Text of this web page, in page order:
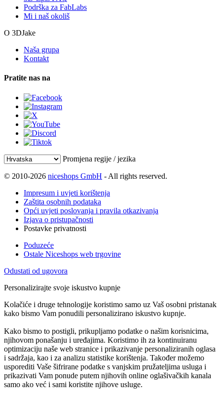
Podrška za FabLabs
Mi i naš okoliš
O 3DJake
Naša grupa
Kontakt
Pratite nas na
Promjena regije / jezika
© 2010-2026 niceshops GmbH - All rights reserved.
Impresum i uvjeti korištenja
Zaštita osobnih podataka
Opći uvjeti poslovanja i pravila otkazivanja
Izjava o pristupačnosti
Postavke privatnosti
Poduzeće
Ostale Niceshops web trgovine
Odustati od ugovora
Personalizirajte svoje iskustvo kupnje
Kolačiće i druge tehnologije koristimo samo uz Vaš osobni pristanak
kako bismo Vam ponudili personalizirano iskustvo kupnje.
Kako bismo to postigli, prikupljamo podatke o našim korisnicima,
njihovom ponašanju i uređajima. Koristimo ih za kontinuiranu
optimizaciju naše web stranice i prikazivanje personaliziranih oglasa
i sadržaja, kao i za analizu statistike korištenja. Također možemo
usporediti Vaše šifrirane podatke s vanjskim pružateljima usluga i
prikazivati Vam ponude putem njihovih online oglašivačkih kanala
samo ako već i sami koristite njihove usluge.